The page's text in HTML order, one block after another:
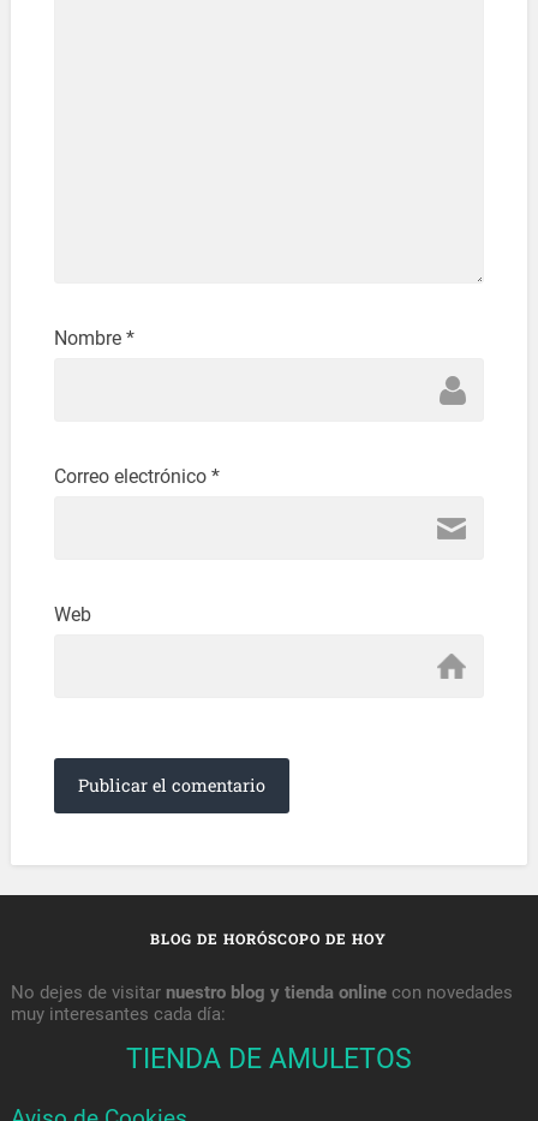
Nombre *
Correo electrónico *
Web
BLOG DE HORÓSCOPO DE HOY
No dejes de visitar nuestro blog y tienda onlinecon novedades
muy interesantes cada día:
TIENDA DE AMULETOS